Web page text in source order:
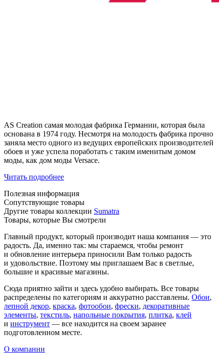
AS Creation самая молодая фабрика Германии, которая была
основана в 1974 году. Несмотря на молодость фабрика прочно
заняла место одного из ведущих европейских производителей
обоев и уже успела поработать с таким именитым домом
моды, как дом моды Versace.
Читать подробнее
Полезная информация
Сопутствующие товары
Другие товары коллекции Sumatra
Товары, которые Вы смотрели
Главный продукт, который производит наша компания — это
радость. Да, именно так: мы стараемся, чтобы ремонт
и обновление интерьера приносили Вам только радость
и удовольствие. Поэтому мы приглашаем Вас в светлые,
большие и красивые магазины.
Сюда приятно зайти и здесь удобно выбирать. Все товары
распределены по категориям и аккуратно расставлены. Обои,
лепной декор, краска, фотообои, фрески, декоративные
элементы, текстиль, напольные покрытия, плитка, клей
и инструмент — все находится на своем заранее
подготовленном месте.
О компании